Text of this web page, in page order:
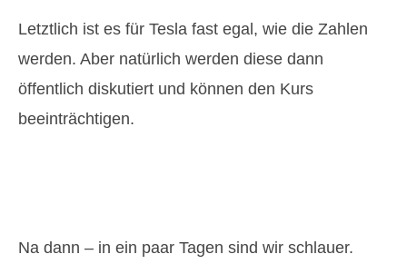
Letztlich ist es für Tesla fast egal, wie die Zahlen
werden. Aber natürlich werden diese dann
öffentlich diskutiert und können den Kurs
beeinträchtigen.
Na dann – in ein paar Tagen sind wir schlauer.